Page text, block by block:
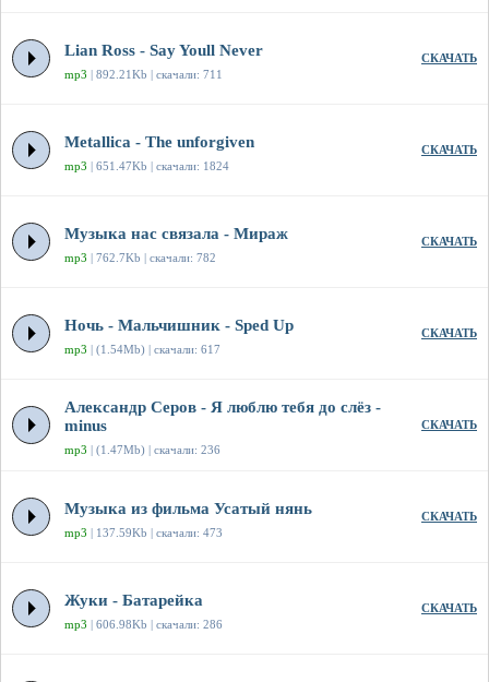
Lian Ross - Say Youll Never
mp3 | 892.21Kb | скачали: 711
СКАЧАТЬ
Metallica - The unforgiven
mp3 | 651.47Kb | скачали: 1824
СКАЧАТЬ
Музыка нас связала - Мираж
mp3 | 762.7Kb | скачали: 782
СКАЧАТЬ
Ночь - Мальчишник - Sped Up
mp3 | (1.54Mb) | скачали: 617
СКАЧАТЬ
Александр Серов - Я люблю тебя до слёз -
minus
mp3 | (1.47Mb) | скачали: 236
СКАЧАТЬ
Музыка из фильма Усатый нянь
mp3 | 137.59Kb | скачали: 473
СКАЧАТЬ
Жуки - Батарейка
mp3 | 606.98Kb | скачали: 286
СКАЧАТЬ